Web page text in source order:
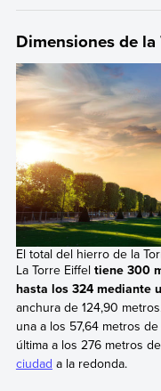
Dimensiones de la
El total del hierro de la
La Torre Eiffel tiene 300
hasta los 324 mediante
anchura de 124,90
una a los 57,64 metros
última a los 276 metros
ciudad a la redonda.